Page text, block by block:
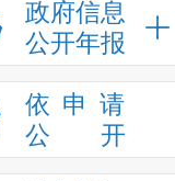
政府信息
公开年报
依申请
公
开